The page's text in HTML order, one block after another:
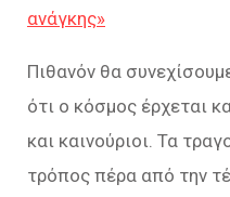
ανάγκης»
Πιθανόν θα
ότι ο κόσμος έρχεται
και καινούριοι. Τα
τρόπος πέρα από την